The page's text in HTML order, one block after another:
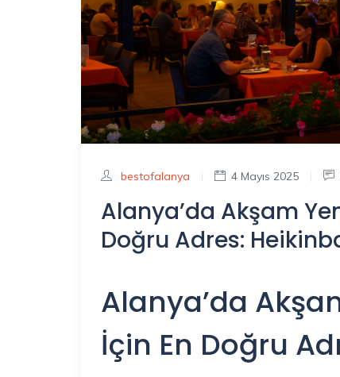
bestofalanya 4 Mayıs 2025
Alanya’da Akşam
Doğru Adres:
Alanya’da
İçin En Doğru